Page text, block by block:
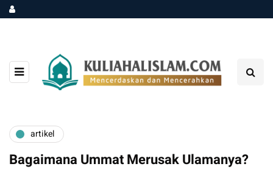
artikel
Bagaimana Ummat Merusak Ulamanya?